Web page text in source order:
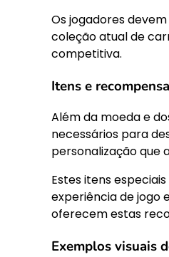
Os jogadores
coleção atual de
competitiva.
Itens e
Além da moeda e
necessários para
personalização que
Estes itens
experiência de jogo
oferecem estas
Exemplos visuais